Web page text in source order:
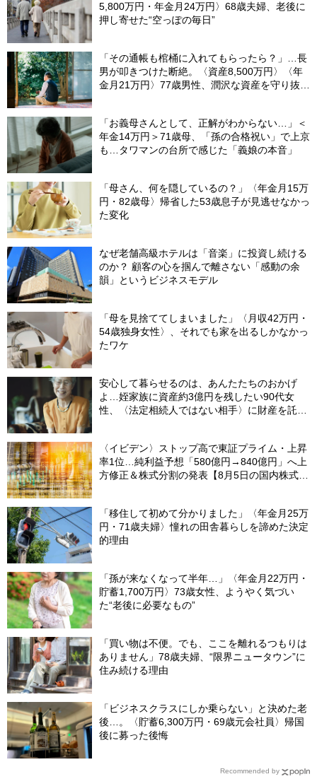
5,800万円・年金月24万円〉68歳夫婦、老後に
押し寄せた“空っぽの毎日”
「その通帳も棺桶に入れてもらったら？」…長
男が叩きつけた断絶。〈資産8,500万円〉〈年
金月21万円〉77歳男性、潤沢な資産を守り抜い
「お義母さんとして、正解がわからない…」＜
年金14万円＞71歳母、「孫の合格祝い」で上京
も…タワマンの台所で感じた「義娘の本音」
「母さん、何を隠しているの？」〈年金月15万
円・82歳母〉帰省した53歳息子が見逃せなかっ
た変化
なぜ老舗高級ホテルは「音楽」に投資し続ける
のか？ 顧客の心を掴んで離さない「感動の余
韻」というビジネスモデル
「母を見捨ててしまいました」〈月収42万円・
54歳独身女性〉、それでも家を出るしかなかっ
たワケ
安心して暮らせるのは、あんたたちのおかげ
よ…姪家族に資産約3億円を残したい90代女
性、〈法定相続人ではない相手〉に財産を託せ
〈イビデン〉ストップ高で東証プライム・上昇
率1位…純利益予想「580億円→840億円」へ上
方修正＆株式分割の発表【8月5日の国内株式市
「移住して初めて分かりました」〈年金月25万
円・71歳夫婦〉憧れの田舎暮らしを諦めた決定
的理由
「孫が来なくなって半年…」〈年金月22万円・
貯蓄1,700万円〉73歳女性、ようやく気づい
た“老後に必要なもの”
「買い物は不便。でも、ここを離れるつもりは
ありません」78歳夫婦、“限界ニュータウン”に
住み続ける理由
「ビジネスクラスにしか乗らない」と決めた老
後…。〈貯蓄6,300万円・69歳元会社員〉帰国
後に募った後悔
Recommended by